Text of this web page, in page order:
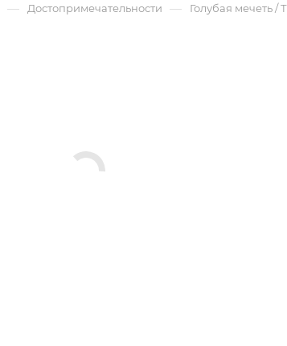
— Достопримечательности — Голубая мечеть /